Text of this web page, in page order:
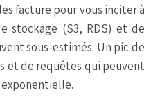
facture pour vous inciter à
stockage (S3, RDS) et de
sous-estimés. Un pic de
et de requêtes qui peuvent